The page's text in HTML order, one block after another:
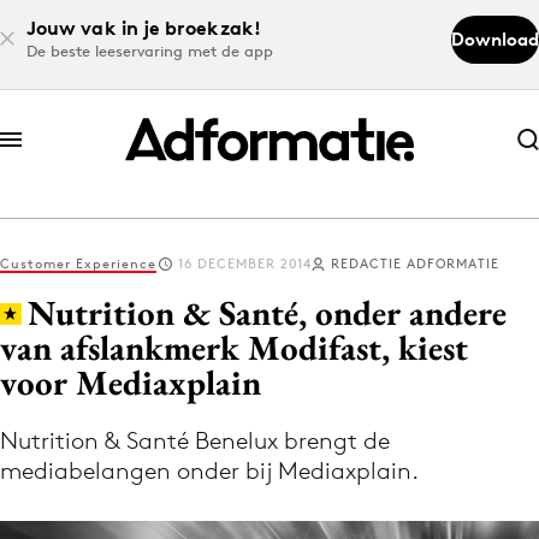
Jouw vak in je broekzak!
De beste leeservaring met de app
Download
Abonneer nu
Abonneer nu
Log in
Download de app
Volg het laatste nieuws via de Adformatie
Nieuws app
Customer Experience 16 DECEMBER 2014 REDACTIE ADFORMATIE
Nutrition & Santé, onder andere
van afslankmerk Modifast, kiest
voor Mediaxplain
Nutrition & Santé Benelux brengt de
mediabelangen onder bij Mediaxplain.